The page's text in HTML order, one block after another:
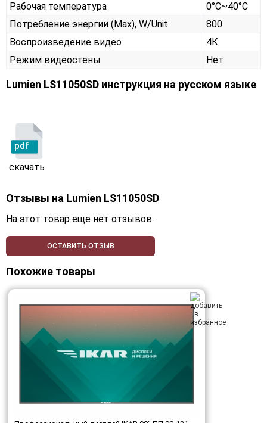
Рабочая температура
0°C~40°C
Потребление энергии (Max), W/Unit
800
Воспроизведение видео
4К
Режим видеостены
Нет
Lumien LS11050SD инструкция на русском языке
pdf
скачать
Отзывы на Lumien LS11050SD
На этот товар еще нет отзывов.
ОСТАВИТЬ ОТЗЫВ
Похожие товары